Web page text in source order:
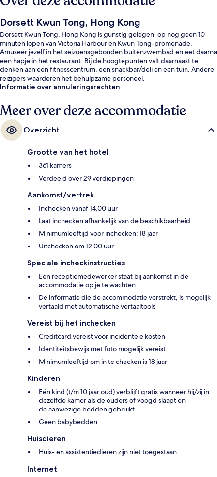
Dorsett Kwun Tong, Hong Kong
Dorsett Kwun Tong, Hong Kong is gunstig gelegen, op nog geen 10
minuten lopen van Victoria Harbour en Kwun Tong-promenade.
Amuseer jezelf in het seizoensgebonden buitenzwembad en eet daarna
een hapje in het restaurant. Bij de hoogtepunten valt daarnaast te
denken aan een fitnesscentrum, een snackbar/deli en een tuin. Andere
reizigers waarderen het behulpzame personeel.
Informatie over annuleringsrechten
Meer over deze accommodatie
Overzicht
Grootte van het hotel
361 kamers
Verdeeld over 29 verdiepingen
Aankomst/vertrek
Inchecken vanaf 14.00 uur
Laat inchecken afhankelijk van de beschikbaarheid
Minimumleeftijd voor inchecken: 18 jaar
Uitchecken om 12.00 uur
Speciale incheckinstructies
Een receptiemedewerker staat bij aankomst in de
accommodatie op je te wachten.
De informatie die de accommodatie verstrekt, is mogelijk
vertaald met automatische vertaaltools
Vereist bij het inchecken
Creditcard vereist voor incidentele kosten
Identiteitsbewijs met foto mogelijk vereist
Minimumleeftijd om in te checken is 18 jaar
Kinderen
Eén kind (t/m 10 jaar oud) verblijft gratis wanneer hij/zij in
dezelfde kamer als de ouders of voogd slaapt en
de aanwezige bedden gebruikt
Geen babybedden
Huisdieren
Huis- en assistentiedieren zijn niet toegestaan
Internet